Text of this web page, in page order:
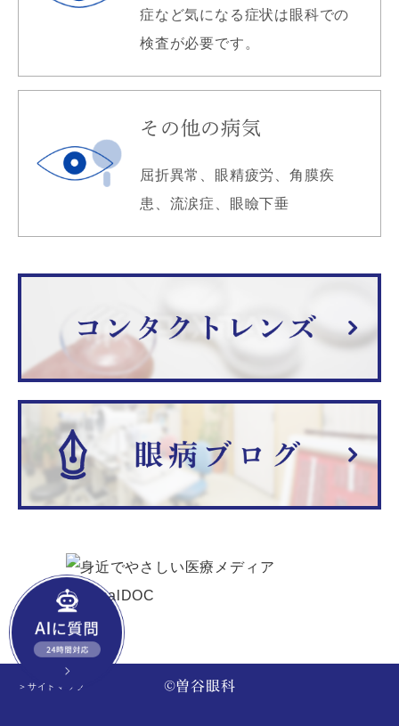
症など気になる症状は眼科での
検査が必要です。
その他の病気
屈折異常、眼精疲労、角膜疾
患、流涙症、眼瞼下垂
＞サイトマップ ©曽谷眼科